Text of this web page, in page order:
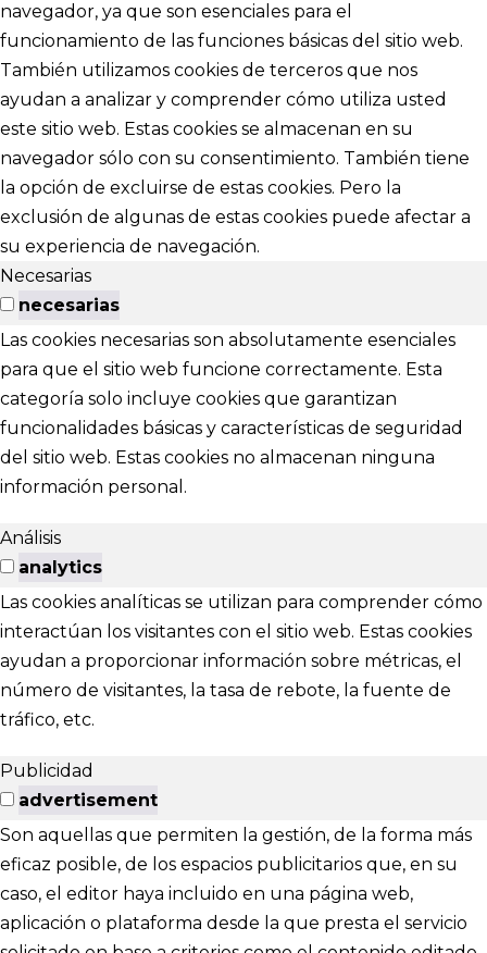
navegador, ya que son esenciales para el
funcionamiento de las funciones básicas del sitio web.
También utilizamos cookies de terceros que nos
ayudan a analizar y comprender cómo utiliza usted
este sitio web. Estas cookies se almacenan en su
navegador sólo con su consentimiento. También tiene
la opción de excluirse de estas cookies. Pero la
exclusión de algunas de estas cookies puede afectar a
su experiencia de navegación.
Necesarias
necesarias
Las cookies necesarias son absolutamente esenciales
para que el sitio web funcione correctamente. Esta
categoría solo incluye cookies que garantizan
funcionalidades básicas y características de seguridad
del sitio web. Estas cookies no almacenan ninguna
información personal.
Análisis
analytics
Las cookies analíticas se utilizan para comprender cómo
interactúan los visitantes con el sitio web. Estas cookies
ayudan a proporcionar información sobre métricas, el
número de visitantes, la tasa de rebote, la fuente de
tráfico, etc.
Publicidad
advertisement
Son aquellas que permiten la gestión, de la forma más
eficaz posible, de los espacios publicitarios que, en su
caso, el editor haya incluido en una página web,
aplicación o plataforma desde la que presta el servicio